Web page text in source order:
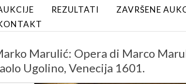
REZULTATI ZAVRŠENE
Marulić: Opera di Marco
Ugolino, Venecija 1601.